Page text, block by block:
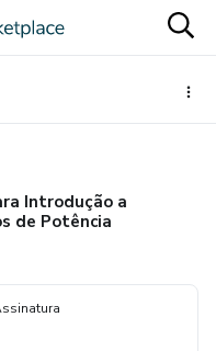
Introdução a
de Potência